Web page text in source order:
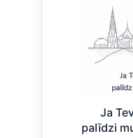
Ja
palīdzi